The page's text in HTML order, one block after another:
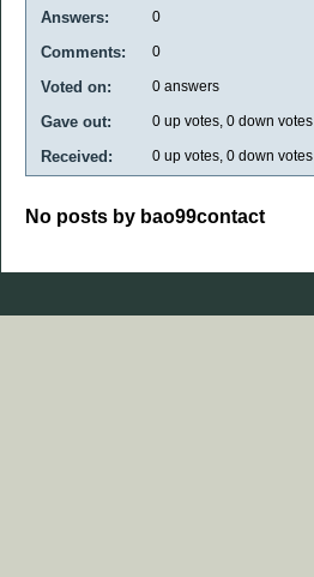
Answers: 0
Comments: 0
Voted on: 0 answers
Gave out: 0 up votes, 0 down votes
Received: 0 up votes, 0 down votes
No posts by bao99contact